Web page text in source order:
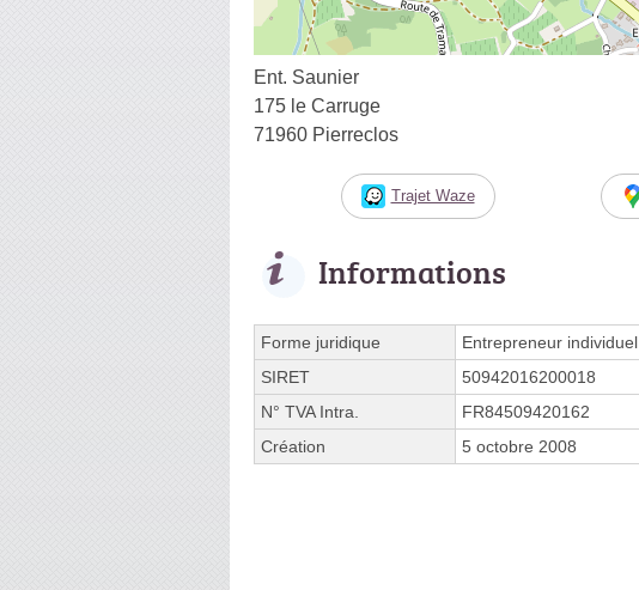
Ent. Saunier
175 le Carruge
71960 Pierreclos
Trajet Waze
Informations
Forme juridique
Entrepreneur individuel
SIRET
50942016200018
N° TVA Intra.
FR84509420162
Création
5 octobre 2008